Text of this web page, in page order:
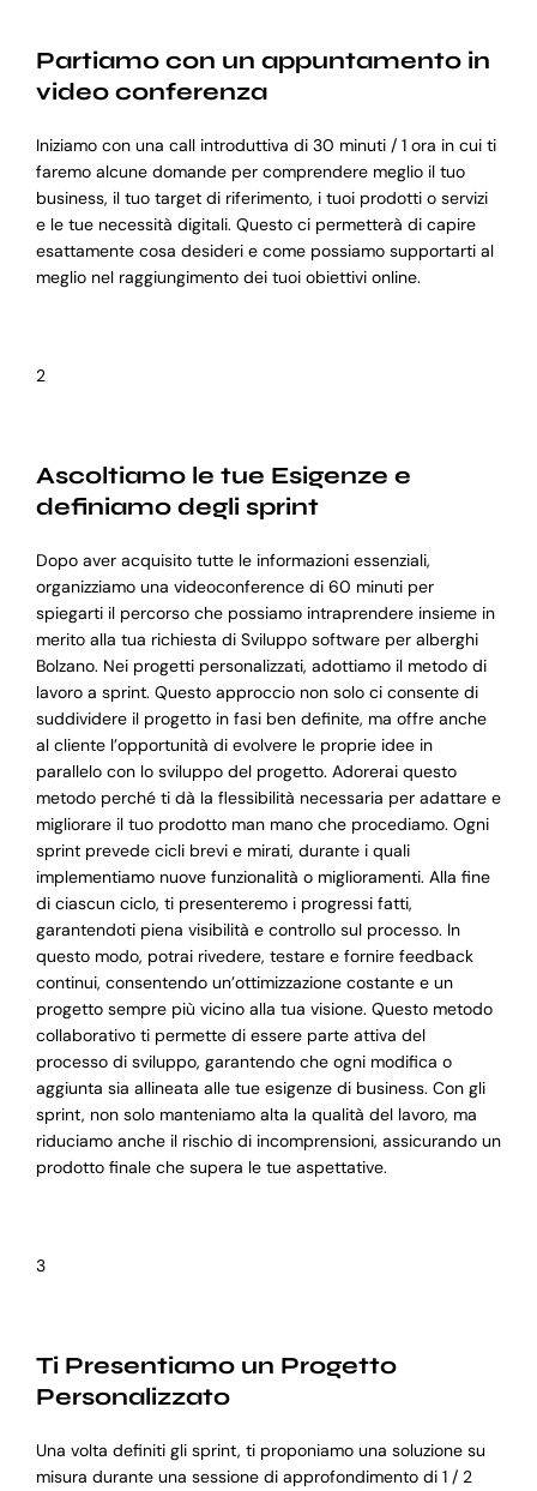
Partiamo con un appuntamento in
video conferenza
Iniziamo con una call introduttiva di 30 minuti / 1 ora in cui ti
faremo alcune domande per comprendere meglio il tuo
business, il tuo target di riferimento, i tuoi prodotti o servizi
e le tue necessità digitali. Questo ci permetterà di capire
esattamente cosa desideri e come possiamo supportarti al
meglio nel raggiungimento dei tuoi obiettivi online.
2
Ascoltiamo le tue Esigenze e
definiamo degli sprint
Dopo aver acquisito tutte le informazioni essenziali,
organizziamo una videoconference di 60 minuti per
spiegarti il percorso che possiamo intraprendere insieme in
merito alla tua richiesta di Sviluppo software per alberghi
Bolzano. Nei progetti personalizzati, adottiamo il metodo di
lavoro a sprint. Questo approccio non solo ci consente di
suddividere il progetto in fasi ben definite, ma offre anche
al cliente l’opportunità di evolvere le proprie idee in
parallelo con lo sviluppo del progetto. Adorerai questo
metodo perché ti dà la flessibilità necessaria per adattare e
migliorare il tuo prodotto man mano che procediamo. Ogni
sprint prevede cicli brevi e mirati, durante i quali
implementiamo nuove funzionalità o miglioramenti. Alla fine
di ciascun ciclo, ti presenteremo i progressi fatti,
garantendoti piena visibilità e controllo sul processo. In
questo modo, potrai rivedere, testare e fornire feedback
continui, consentendo un’ottimizzazione costante e un
progetto sempre più vicino alla tua visione. Questo metodo
collaborativo ti permette di essere parte attiva del
processo di sviluppo, garantendo che ogni modifica o
aggiunta sia allineata alle tue esigenze di business. Con gli
sprint, non solo manteniamo alta la qualità del lavoro, ma
riduciamo anche il rischio di incomprensioni, assicurando un
prodotto finale che supera le tue aspettative.
3
Ti Presentiamo un Progetto
Personalizzato
Una volta definiti gli sprint, ti proponiamo una soluzione su
misura durante una sessione di approfondimento di 1 / 2